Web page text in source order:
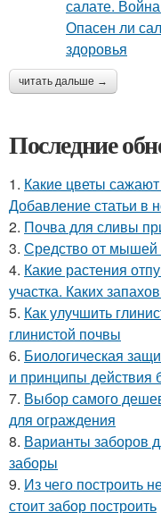
читать дальше →
Последние
1. Какие цветы
Добавление статьи в
2. Почва для сливы
3. Средство от
4. Какие растения
участка. Каких
5. Как улучшить
глинистой почвы
6. Биологическая
и принципы действия
7. Выбор самого
для ограждения
8. Варианты заборов
заборы
9. Из чего построить
стоит забор построить